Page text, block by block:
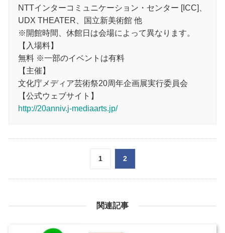
NTTインターコミュニケーション・センター [ICC]、
UDX THEATER、国立新美術館 他
※開館時間、休館日は会場によって異なります。
【入場料】
無料 ※一部のイベントは有料
【主催】
文化庁メディア芸術祭20周年企画展実行委員会
【公式ウェブサイト】
http://20anniv.j-mediaarts.jp/
1 2
関連記事